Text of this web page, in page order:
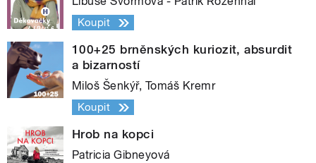
Koupit
100+25 brněnských kuriozit, absurdit
a bizarností
Miloš Šenkýř, Tomáš Kremr
Koupit
Hrob na kopci
Patricia Gibneyová